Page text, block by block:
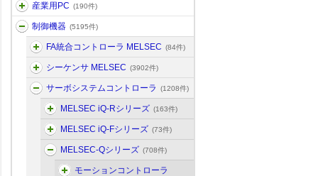
産業用PC (190件)
制御機器 (5195件)
FA統合コントローラ MELSEC (84件)
シーケンサ MELSEC (3902件)
サーボシステムコントローラ (1208件)
MELSEC iQ-Rシリーズ (163件)
MELSEC iQ-Fシリーズ (73件)
MELSEC-Qシリーズ (708件)
モーションコントローラ